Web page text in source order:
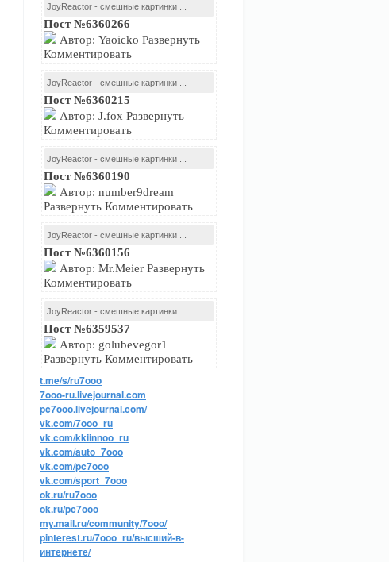
JoyReactor - смешные картинки ...
Пост №6360266
Автор: Yaoicko Развернуть
Комментировать
JoyReactor - смешные картинки ...
Пост №6360215
Автор: J.fox Развернуть
Комментировать
JoyReactor - смешные картинки ...
Пост №6360190
Автор: number9dream
Развернуть Комментировать
JoyReactor - смешные картинки ...
Пост №6360156
Автор: Mr.Meier Развернуть
Комментировать
JoyReactor - смешные картинки ...
Пост №6359537
Автор: golubevegor1
Развернуть Комментировать
t.me/s/ru7ooo
7ooo-ru.livejournal.com
pc7ooo.livejournal.com/
vk.com/7ooo_ru
vk.com/kkiinnoo_ru
vk.com/auto_7ooo
vk.com/pc7ooo
vk.com/sport_7ooo
ok.ru/ru7ooo
ok.ru/pc7ooo
my.mail.ru/community/7ooo/
pinterest.ru/7ooo_ru/высший-в-
интернете/